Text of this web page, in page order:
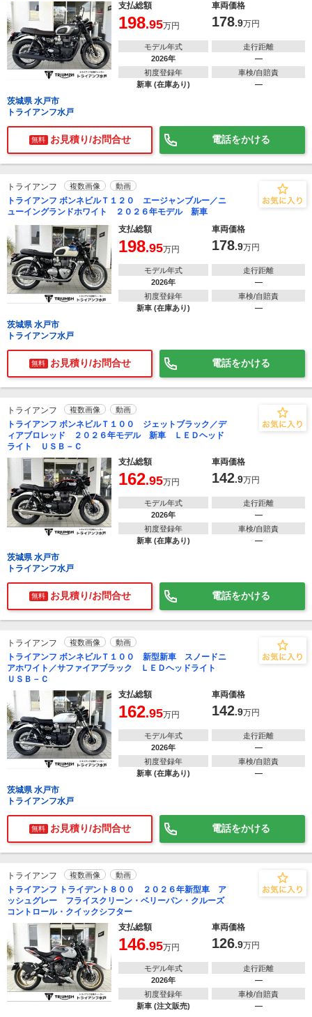
支払総額
車両価格
198.95万円 178.9万円
モデル年式
2026年
走行距離
―
初度登録年
新車 (在庫あり)
車検/自賠責
―
茨城県 水戸市
トライアンフ水戸
無料 お見積り/お問合せ 電話をかける
トライアンフ 複数画像 動画
トライアンフ ボンネビルＴ１２０ エージャンブルー／ニ
ューイングランドホワイト ２０２６年モデル 新車
支払総額
車両価格
198.95万円 178.9万円
モデル年式
2026年
走行距離
―
初度登録年
新車 (在庫あり)
車検/自賠責
―
茨城県 水戸市
トライアンフ水戸
無料 お見積り/お問合せ 電話をかける
トライアンフ 複数画像 動画
トライアンフ ボンネビルＴ１００ ジェットブラック／デ
ィアブロレッド ２０２６年モデル 新車 ＬＥＤヘッド
ライト ＵＳＢ－Ｃ
支払総額
車両価格
162.95万円 142.9万円
モデル年式
2026年
走行距離
―
初度登録年
新車 (在庫あり)
車検/自賠責
―
茨城県 水戸市
トライアンフ水戸
無料 お見積り/お問合せ 電話をかける
トライアンフ 複数画像 動画
トライアンフ ボンネビルＴ１００ 新型新車 スノードニ
アホワイト／サファイアブラック ＬＥＤヘッドライト
ＵＳＢ－Ｃ
支払総額
車両価格
162.95万円 142.9万円
モデル年式
2026年
走行距離
―
初度登録年
新車 (在庫あり)
車検/自賠責
―
茨城県 水戸市
トライアンフ水戸
無料 お見積り/お問合せ 電話をかける
トライアンフ 複数画像 動画
トライアンフ トライデント８００ ２０２６年新型車 ア
ッシュグレー フライスクリーン・ベリーパン・クルーズ
コントロール・クイックシフター
支払総額
車両価格
146.95万円 126.9万円
モデル年式
2026年
走行距離
―
初度登録年
新車 (注文販売)
車検/自賠責
―